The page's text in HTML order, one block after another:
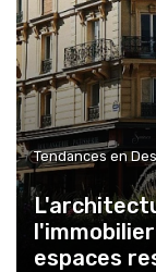
Tendances en
espaces